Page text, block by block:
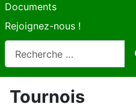
Documents
Rejoignez-nous !
Tournois